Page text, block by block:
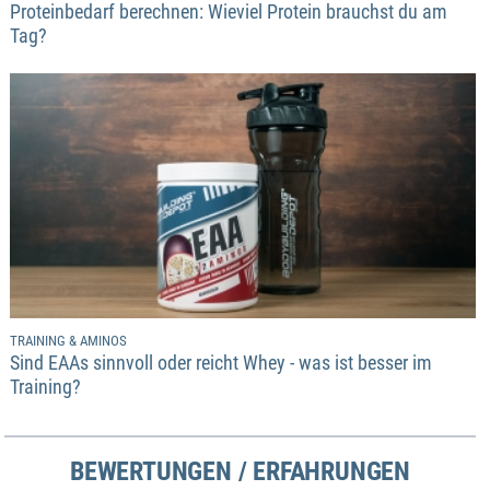
Proteinbedarf berechnen: Wieviel Protein brauchst du am
Tag?
TRAINING & AMINOS
Sind EAAs sinnvoll oder reicht Whey - was ist besser im
Training?
BEWERTUNGEN / ERFAHRUNGEN